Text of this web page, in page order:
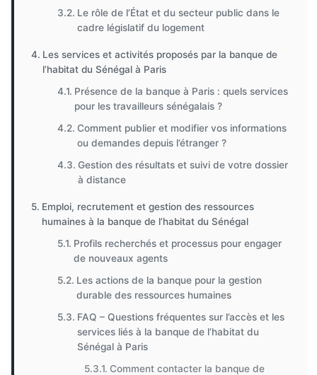
Le rôle de l’État et du secteur public dans le
cadre législatif du logement
Les services et activités proposés par la banque de
l’habitat du Sénégal à Paris
Présence de la banque à Paris : quels services
pour les travailleurs sénégalais ?
Comment publier et modifier vos informations
ou demandes depuis l’étranger ?
Gestion des résultats et suivi de votre dossier
à distance
Emploi, recrutement et gestion des ressources
humaines à la banque de l’habitat du Sénégal
Profils recherchés et processus pour engager
de nouveaux agents
Les actions de la banque pour la gestion
durable des ressources humaines
FAQ – Questions fréquentes sur l’accès et les
services liés à la banque de l’habitat du
Sénégal à Paris
Comment contacter la banque de